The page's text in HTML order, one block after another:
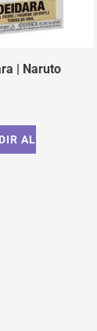
| Naruto
AL